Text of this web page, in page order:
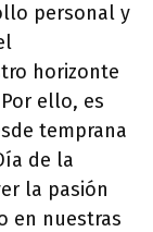
personal y
horizonte
ello, es
temprana
de la
la pasión
en nuestras